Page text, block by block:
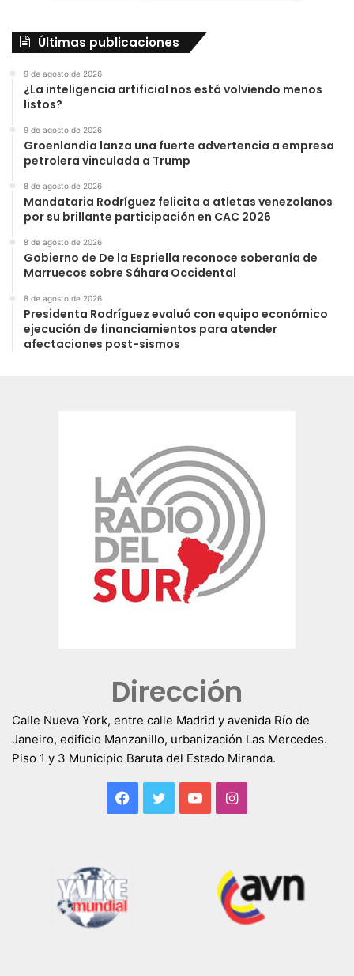
Últimas publicaciones
9 de agosto de 2026
¿La inteligencia artificial nos está volviendo menos
listos?
9 de agosto de 2026
Groenlandia lanza una fuerte advertencia a empresa
petrolera vinculada a Trump
8 de agosto de 2026
Mandataria Rodríguez felicita a atletas venezolanos
por su brillante participación en CAC 2026
8 de agosto de 2026
Gobierno de De la Espriella reconoce soberanía de
Marruecos sobre Sáhara Occidental
8 de agosto de 2026
Presidenta Rodríguez evaluó con equipo económico
ejecución de financiamientos para atender
afectaciones post-sismos
Dirección
Calle Nueva York, entre calle Madrid y avenida Río de
Janeiro, edificio Manzanillo, urbanización Las Mercedes.
Piso 1 y 3 Municipio Baruta del Estado Miranda.
Facebook
TwitterYouTubeInstagram